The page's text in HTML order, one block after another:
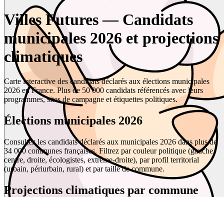
Villes Futures — Candidats
municipales 2026 et projections
climatiques
Carte interactive des candidats déclarés aux élections municipales
2026 en France. Plus de 50 000 candidats référencés avec leurs
programmes, sites de campagne et étiquettes politiques.
Élections municipales 2026
Consultez les candidats déclarés aux municipales 2026 dans plus de
34 000 communes françaises. Filtrez par couleur politique (gauche,
centre, droite, écologistes, extrême-droite), par profil territorial
(urbain, périurbain, rural) et par taille de commune.
Projections climatiques par commune